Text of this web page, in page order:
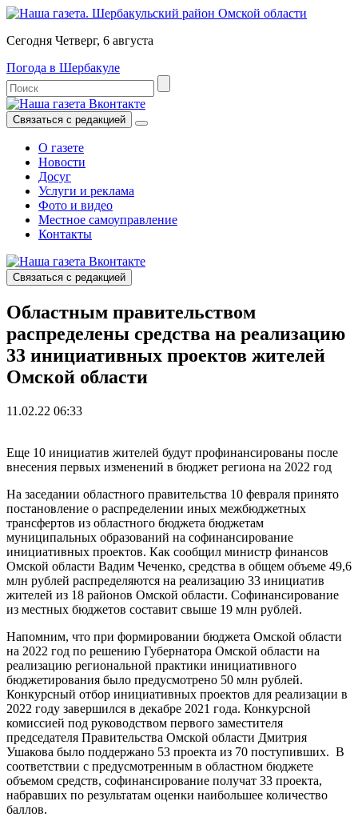
Сегодня Четверг, 6 августа
Погода в Шербакуле
Связаться с редакцией
О газете
Новости
Досуг
Услуги и реклама
Фото и видео
Местное самоуправление
Контакты
Связаться с редакцией
Областным правительством
распределены средства на реализацию
33 инициативных проектов жителей
Омской области
11.02.22 06:33
Еще 10 инициатив жителей будут профинансированы после
внесения первых изменений в бюджет региона на 2022 год
На заседании областного правительства 10 февраля принято
постановление о распределении иных межбюджетных
трансфертов из областного бюджета бюджетам
муниципальных образований на софинансирование
инициативных проектов. Как сообщил министр финансов
Омской области Вадим Чеченко, средства в общем объеме 49,6
млн рублей распределяются на реализацию 33 инициатив
жителей из 18 районов Омской области. Софинансирование
из местных бюджетов составит свыше 19 млн рублей.
Напомним, что при формировании бюджета Омской области
на 2022 год по решению Губернатора Омской области на
реализацию региональной практики инициативного
бюджетирования было предусмотрено 50 млн рублей.
Конкурсный отбор инициативных проектов для реализации в
2022 году завершился в декабре 2021 года. Конкурсной
комиссией под руководством первого заместителя
председателя Правительства Омской области Дмитрия
Ушакова было поддержано 53 проекта из 70 поступивших. В
соответствии с предусмотренным в областном бюджете
объемом средств, софинансирование получат 33 проекта,
набравших по результатам оценки наибольшее количество
баллов.